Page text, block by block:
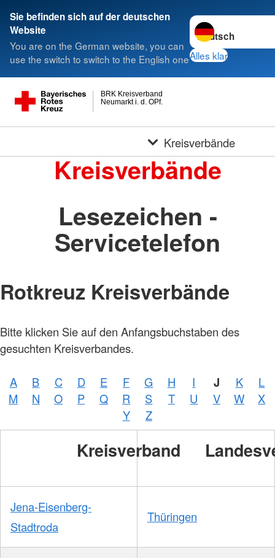
Sie befinden sich auf der deutschen
Website
You are on the German website, you can
use the switch to switch to the English one
Sprache wechseln
Alles klar
Neumarkt i. d. OPf.
BRK Kreisverband
Kreisverbände
Kreisverbände
Lesezeichen -
Servicetelefon
Rotkreuz Kreisverbände
Bitte klicken Sie auf den Anfangsbuchstaben des
gesuchten Kreisverbandes.
A B C D E F G H I J K
L
M
N O P Q R S T U V W
X
Y
Z
Kreisverband
Jena-Eisenberg-
Stadtroda
Thüringen
DRKS
Foto:
/